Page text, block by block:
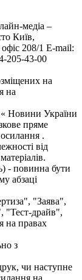
медіа –
Київ,
208/1 E-mail:
205-43-00
на
на
« Новини України
пряме
.
від
- повинна бути
абзаці
"Заява",
"Тест-драйв",
на правах
з
чи наступне
на